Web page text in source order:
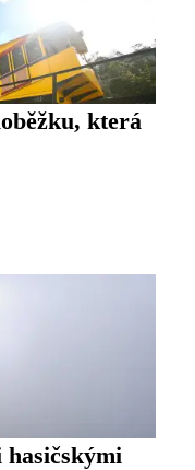
která
hasičskými